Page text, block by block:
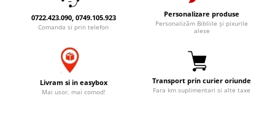
Predici/ Schite de predici
Resurse studiu biblic
Comentarii
Produse din lemn
Tablouri din lemn
Pungi cadou cu versete
Suport pahar
Carti postale
Magneti
0722.423.090, 0749.105.923
Comanda si prin telefon
Personalizare produse
Personalizăm Bibliile și pixurile
alese
Livram si in easybox
Mai usor, mai comod!
Transport prin curier oriunde
Fara km suplimentari si alte taxe